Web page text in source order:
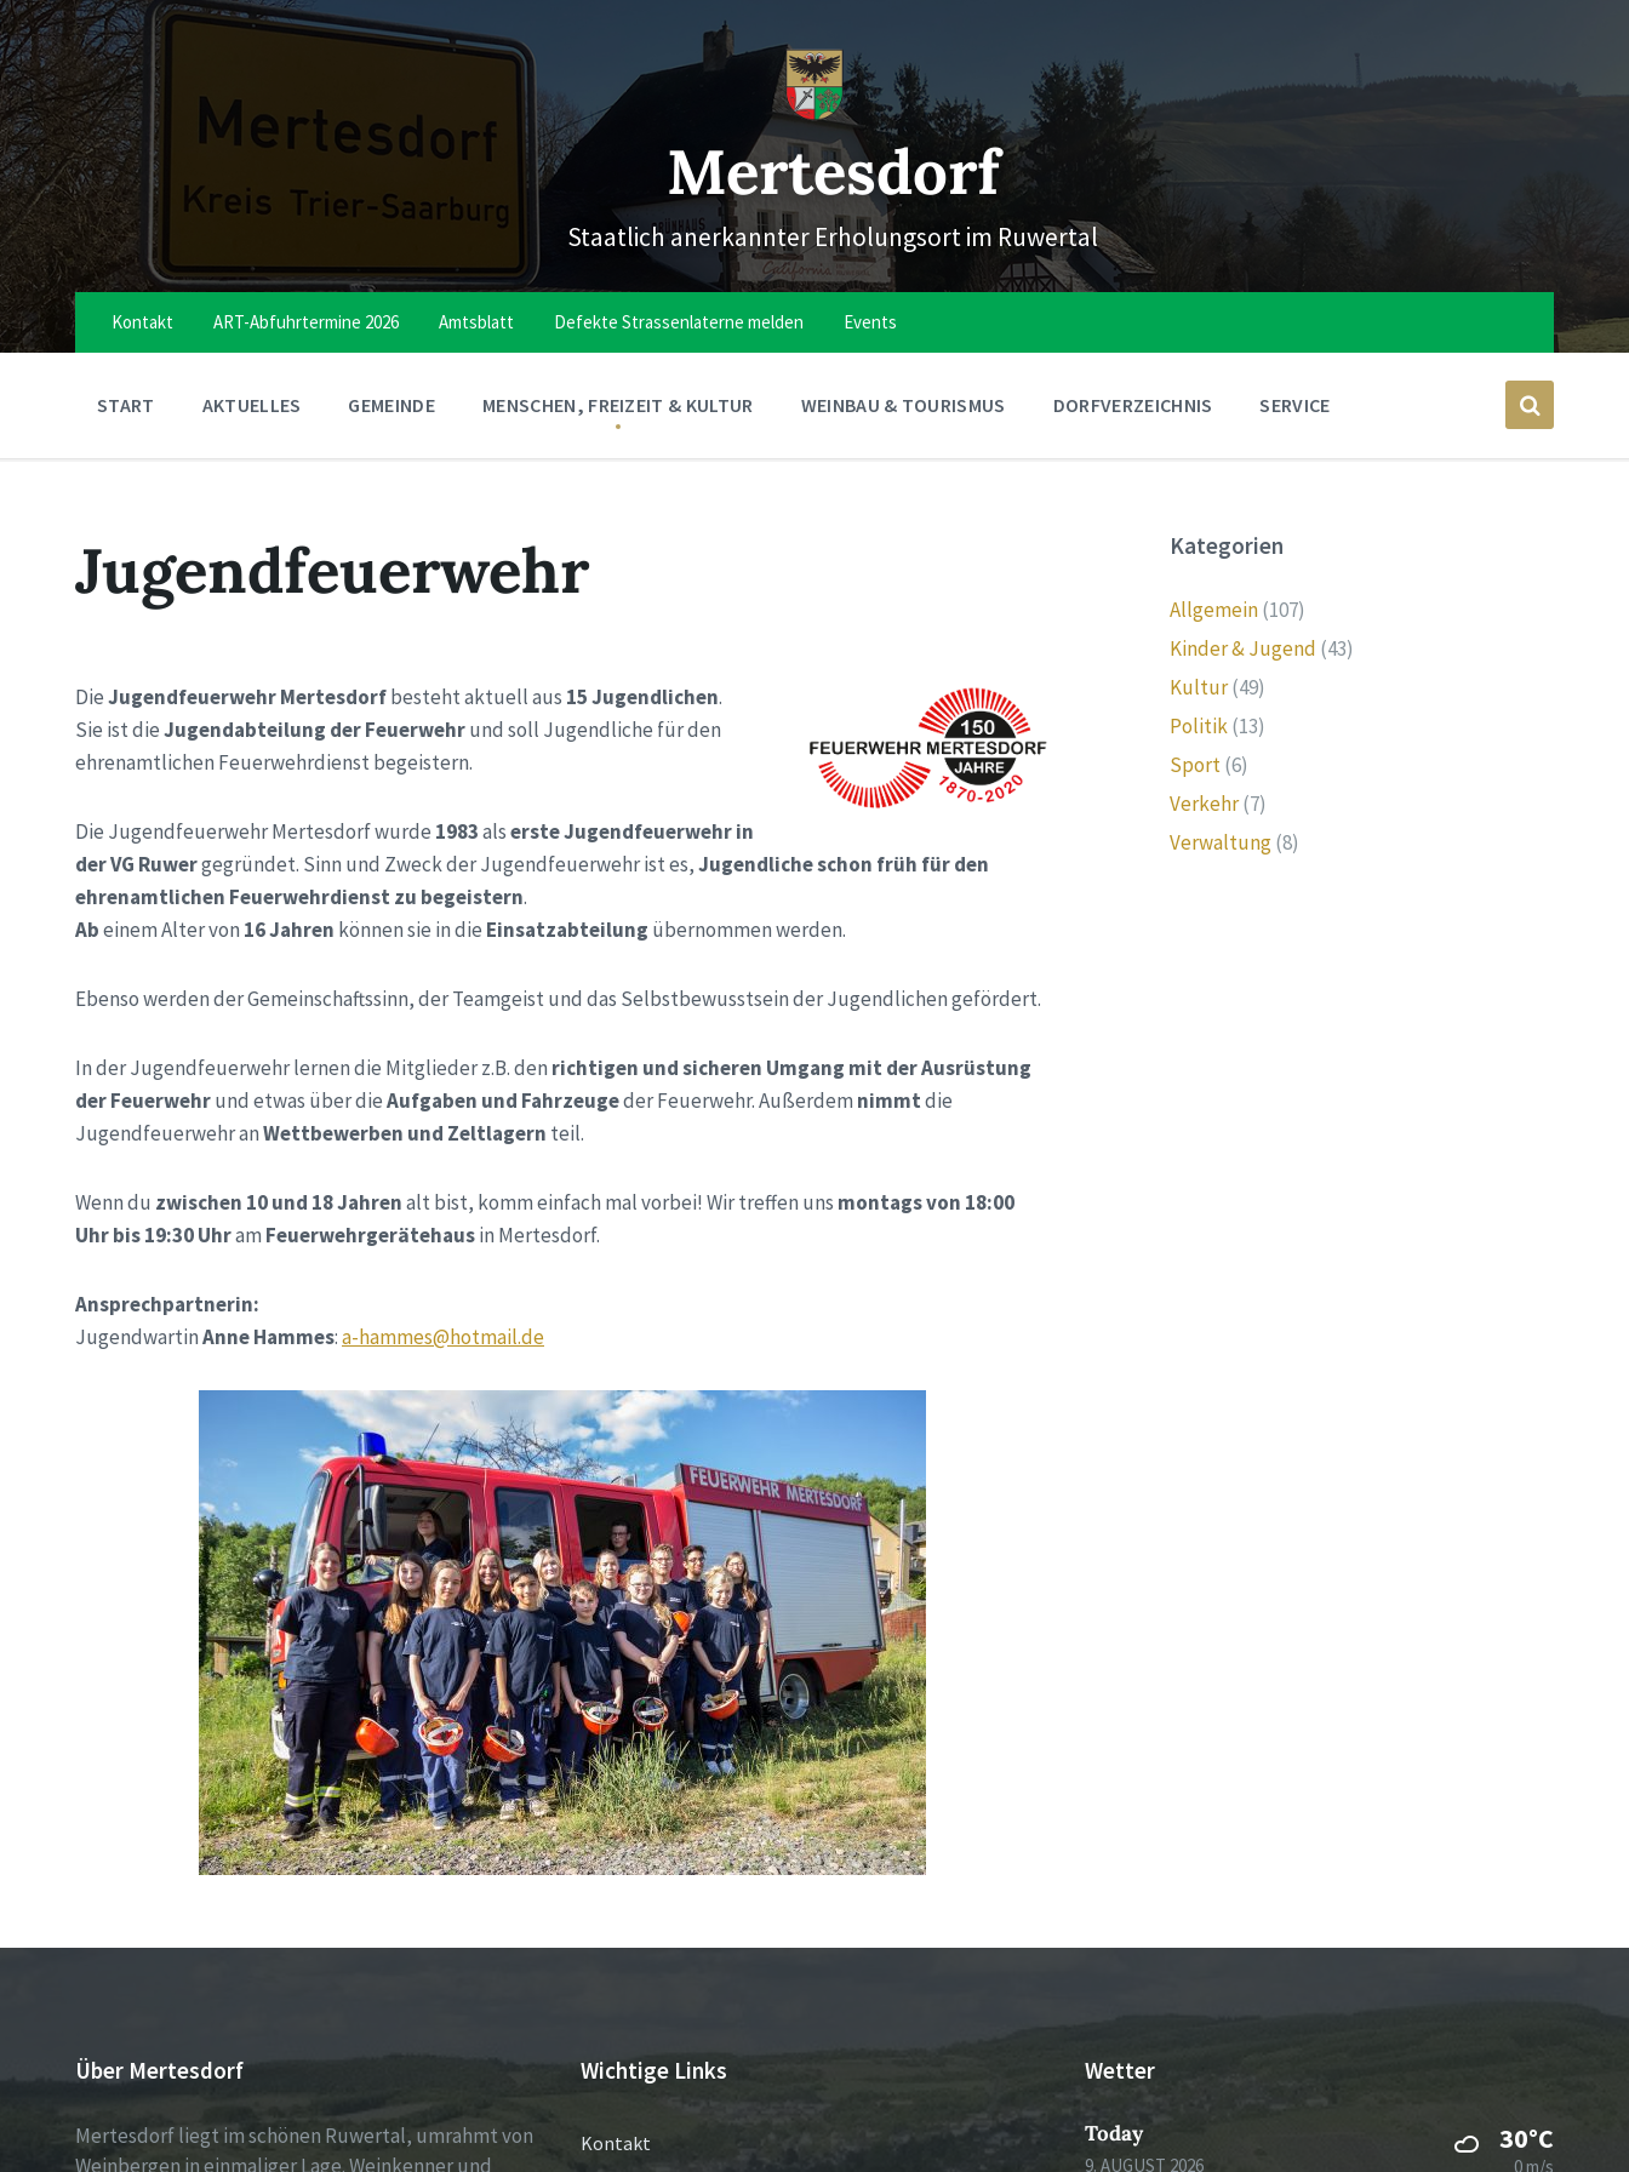
Skip
to
content
Skip
to
main
navigation
Skip
to
footer
Mertesdorf
Staatlich anerkannter Erholungsort im Ruwertal
Kontakt ART-Abfuhrtermine 2026 Amtsblatt Defekte Strassenlaterne melden Events
START AKTUELLES GEMEINDE MENSCHEN, FREIZEIT & KULTUR WEINBAU & TOURISMUS DORFVERZEICHNIS SERVICE
Jugendfeuerwehr
DieJugendfeuerwehr Mertesdorfbesteht aktuell aus 15 Jugendlichen.
Sie ist dieJugendabteilung der Feuerwehrund soll Jugendliche für den
ehrenamtlichen Feuerwehrdienst begeistern.
Die Jugendfeuerwehr Mertesdorf wurde 1983alserste Jugendfeuerwehr in
der VG Ruwergegründet. Sinn und Zweck der Jugendfeuerwehr ist es,Jugendliche schon früh für den
ehrenamtlichen Feuerwehrdienst zu begeistern.
Abeinem Alter von 16 Jahren können sie in die Einsatzabteilung übernommen werden.
Ebenso werden der Gemeinschaftssinn, der Teamgeist und das Selbstbewusstsein der Jugendlichen gefördert.
In der Jugendfeuerwehr lernen die Mitglieder z.B. den richtigen und sicheren Umgang mit der Ausrüstung
der Feuerwehrund etwas über dieAufgaben und Fahrzeugeder Feuerwehr. Außerdem nimmtdie
Jugendfeuerwehr anWettbewerben und Zeltlagern teil.
Wenn du zwischen 10 und 18 Jahrenalt bist, komm einfach mal vorbei! Wir treffen uns montags von 18:00
Uhr bis 19:30 Uhram Feuerwehrgerätehausin Mertesdorf.
Ansprechpartnerin:
JugendwartinAnne Hammes:a-hammes@hotmail.de
Kategorien
Allgemein(107)
Kinder & Jugend (43)
Kultur(49)
Politik(13)
Sport(6)
Verkehr(7)
Verwaltung(8)
Über Mertesdorf
Mertesdorf liegt im schönen Ruwertal, umrahmt von
Weinbergen in einmaliger Lage. Weinkenner und
Wichtige Links
Kontakt
Wetter
Today
9. AUGUST 2026
30°C
0 m/s